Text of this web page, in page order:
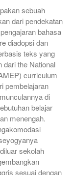
sebuah
dari pendekatan
bahasa
diadopsi dan
teks yang
dari the National
curriculum
pembelajaran
di
belajar
menengah.
sekolah
sesuai dengan